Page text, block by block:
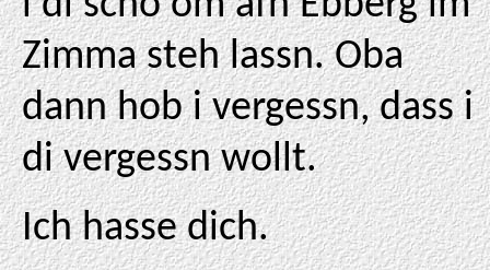
Zimma steh lassn. Oba
dann hob i vergessn, dass i
di vergessn wollt.
Ich hasse dich.